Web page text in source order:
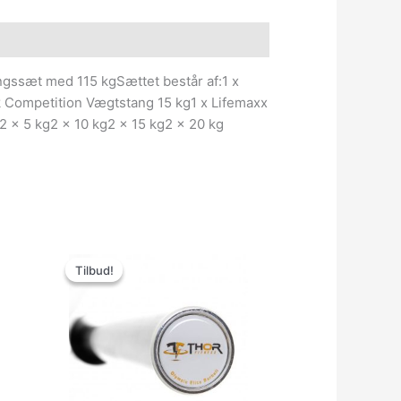
med 115 kgSættet består af:1 x
Competition Vægtstang 15 kg1 x Lifemaxx
x 5 kg2 x 10 kg2 x 15 kg2 x 20 kg
Tilbud!
Tilbud!
6,000.00kr..4,999.00kr..